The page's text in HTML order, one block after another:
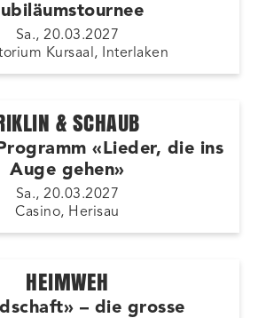
Sa., 20.03.2027
Kursaal, Interlaken
& SCHAUB
«Lieder, die ins
Auge gehen»
Sa., 20.03.2027
Casino, Herisau
HEIMWEH
– die grosse